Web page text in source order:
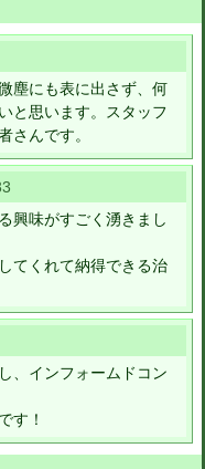
塵にも表に出さず、何
と思います。スタッフ
さんです。
興味がすごく湧きまし
てくれて納得できる治
、インフォームドコン
す！